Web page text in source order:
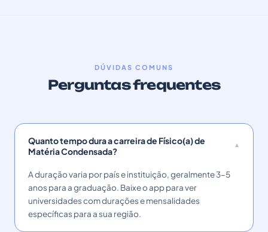
DÚVIDAS COMUNS
Perguntas frequentes
Quanto tempo dura a carreira de Físico(a) de
Matéria Condensada?
A duração varia por país e instituição, geralmente 3–5
anos para a graduação. Baixe o app para ver
universidades com durações e mensalidades
específicas para a sua região.